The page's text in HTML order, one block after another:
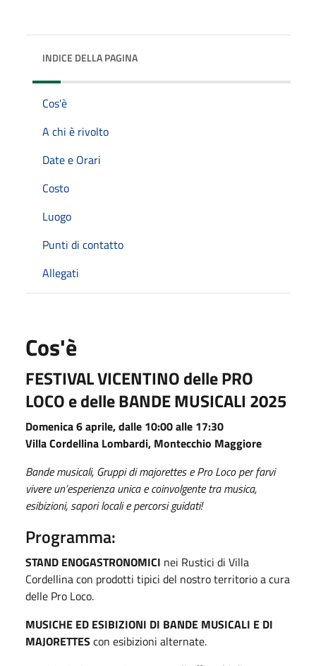
INDICE DELLA PAGINA
Cos'è
A chi è rivolto
Date e Orari
Costo
Luogo
Punti di contatto
Allegati
Cos'è
FESTIVAL VICENTINO delle PRO
LOCO e delle BANDE MUSICALI 2025
Domenica 6 aprile, dalle 10:00 alle 17:30
Villa Cordellina Lombardi, Montecchio Maggiore
Bande musicali, Gruppi di majorettes e Pro Loco per farvi
vivere un’esperienza unica e coinvolgente tra musica,
esibizioni, sapori locali e percorsi guidati!
Programma:
STAND ENOGASTRONOMICI nei Rustici di Villa
Cordellina con prodotti tipici del nostro territorio a cura
delle Pro Loco.
MUSICHE ED ESIBIZIONI DI BANDE MUSICALI E DI
MAJORETTES con esibizioni alternate.